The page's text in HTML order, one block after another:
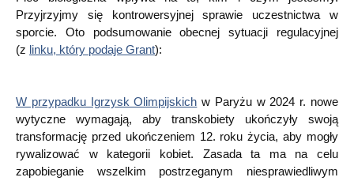
Przyjrzyjmy się kontrowersyjnej sprawie uczestnictwa w
sporcie. Oto podsumowanie obecnej sytuacji regulacyjnej
(z linku, który podaje Grant):
W przypadku Igrzysk Olimpijskich w Paryżu w 2024 r. nowe
wytyczne wymagają, aby transkobiety ukończyły swoją
transformację przed ukończeniem 12. roku życia, aby mogły
rywalizować w kategorii kobiet. Zasada ta ma na celu
zapobieganie wszelkim postrzeganym niesprawiedliwym